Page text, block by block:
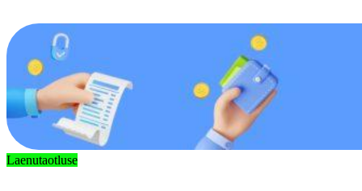
Laenutaotluse